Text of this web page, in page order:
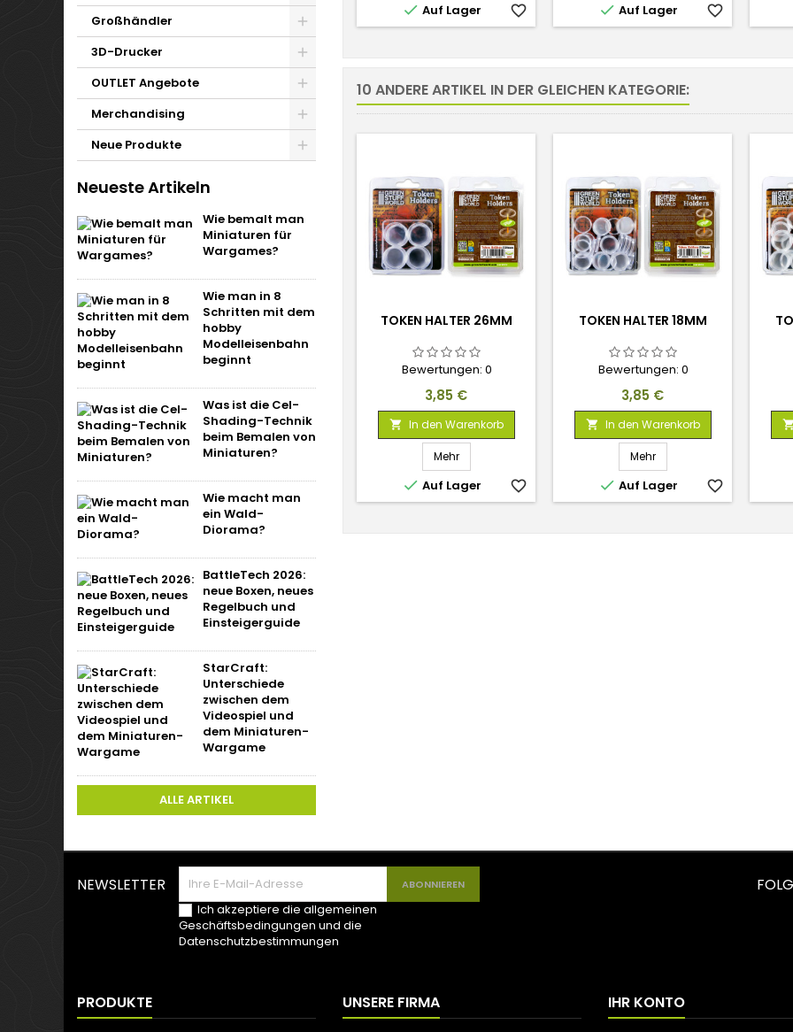
Großhändler
3D-Drucker
OUTLET Angebote
Merchandising
Neue Produkte
Neueste Artikeln
Wie bemalt man
Miniaturen für
Wargames?
Wie man in 8
Schritten mit dem
hobby
Modelleisenbahn
beginnt
Was ist die Cel-
Shading-Technik
beim Bemalen von
Miniaturen?
Wie macht man
ein Wald-
Diorama?
BattleTech 2026:
neue Boxen, neues
Regelbuch und
Einsteigerguide
StarCraft:
Unterschiede
zwischen dem
Videospiel und
dem Miniaturen-
Wargame
ALLE ARTIKEL
 Auf Lager favorite_border  Auf Lager favorite_border
10 ANDERE ARTIKEL IN DER GLEICHEN KATEGORIE:
TOKEN HALTER 26MM
Bewertungen: 0
Preis
3,85 €
 In den Warenkorb
Mehr
 Auf Lager favorite_border
TOKEN HALTER 18MM
Bewertungen: 0
Preis
3,85 €
 In den Warenkorb
Mehr
 Auf Lager favorite_border

NEWSLETTER
Ich akzeptiere die allgemeinen
Geschäftsbedingungen und die
Datenschutzbestimmungen
PRODUKTE UNSERE FIRMA IHR KONTO